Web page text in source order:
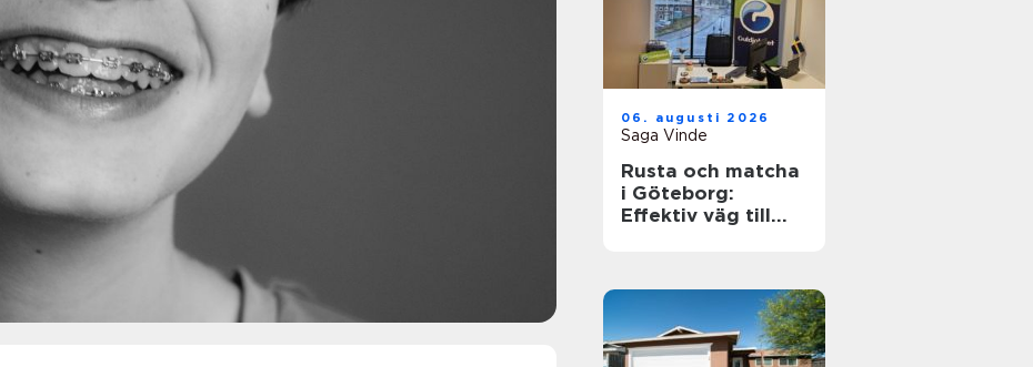
06. augusti 2026
Saga Vinde
Rusta och matcha
i Göteborg:
Effektiv väg till